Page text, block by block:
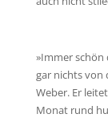
»Immer schön
gar nichts von
Weber. Er
Monat rund